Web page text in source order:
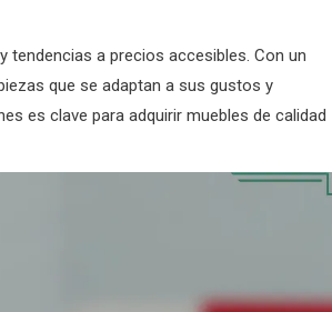
a precios accesibles. Con un
que se adaptan a sus gustos y
es clave para adquirir muebles de calidad